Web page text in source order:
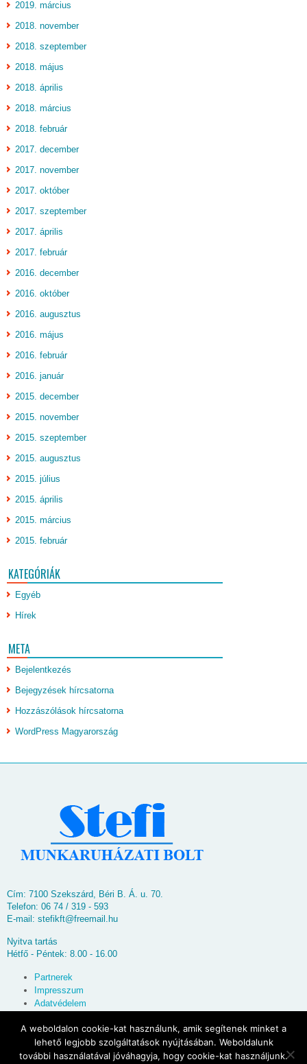
2019. március
2018. november
2018. szeptember
2018. május
2018. április
2018. március
2018. február
2017. december
2017. november
2017. október
2017. szeptember
2017. április
2017. február
2016. december
2016. október
2016. augusztus
2016. május
2016. február
2016. január
2015. december
2015. november
2015. szeptember
2015. augusztus
2015. július
2015. április
2015. március
2015. február
KATEGÓRIÁK
Egyéb
Hírek
META
Bejelentkezés
Bejegyzések hírcsatorna
Hozzászólások hírcsatorna
WordPress Magyarország
Cím: 7100 Szekszárd, Béri B. Á. u. 70.
Telefon: 06 74 / 319 - 593
E-mail: stefikft@freemail.hu
Nyitva tartás
Hétfő - Péntek: 8.00 - 16.00
Partnerek
Impresszum
Adatvédelem
© 2026Stefi Munkaruházati Bolt
A weboldalon cookie-kat használunk, amik segítenek minket a
lehető legjobb szolgáltatások nyújtásában. Weboldalunk
további használatával jóváhagyja, hogy cookie-kat használjunk.